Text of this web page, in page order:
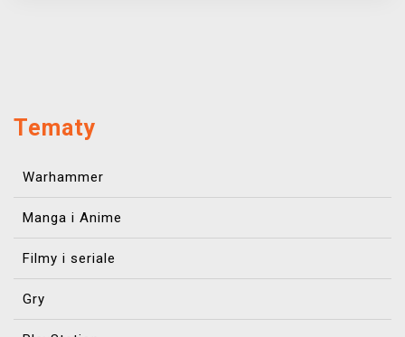
Tematy
Warhammer
Manga i Anime
Filmy i seriale
Gry